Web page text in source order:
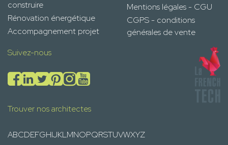
construire
Rénovation énergétique
Accompagnement projet
Mentions légales - CGU
CGPS - conditions
générales de vente
Suivez-nous
Trouver nos architectes
ABCDEFGHIJKLMNOPQRSTUVWXYZ